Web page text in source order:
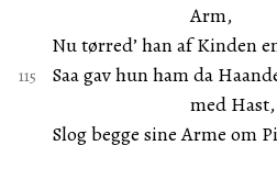
Arm,
Nu tørred’ han af Kinden
Saa gav hun ham da
med Hast,
Slog begge sine Arme om